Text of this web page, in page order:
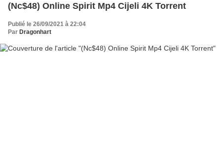
(Nc$48) Online Spirit Mp4 Cijeli 4K Torrent
Publié le 26/09/2021 à 22:04
Par Dragonhart